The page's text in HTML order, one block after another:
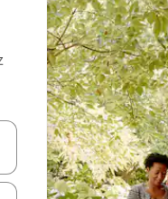
le haut et vers le bas